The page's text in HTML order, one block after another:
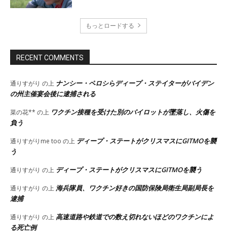
もっとロードする
RECENT COMMENTS
通りすがり の上 ナンシー・ペロシらディープ・ステイターがバイデン
の州主催宴会後に逮捕される
菜の花** の上 ワクチン接種を受けた別のパイロットが墜落し、火傷を
負う
通りすがりme too の上 ディープ・ステートがクリスマスにGITMOを襲
う
通りすがり の上 ディープ・ステートがクリスマスにGITMOを襲う
通りすがり の上 海兵隊員、ワクチン好きの国防保険局衛生局副局長を
逮捕
通りすがり の上 高速道路や鉄道での数え切れないほどのワクチンによ
る死亡例